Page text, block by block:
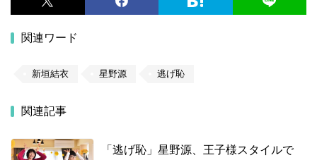
関連ワード
新垣結衣 星野源 逃げ恥
関連記事
「逃げ恥」星野源、王子様スタイルで